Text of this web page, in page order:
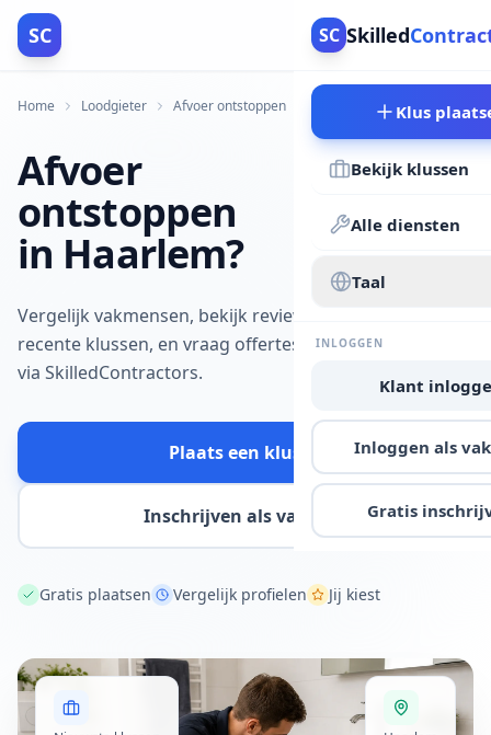
SC SC Skilled
Klus
Bekijk klussen
Alle diensten
Taal
INLOGGEN
Klant
Inloggen als
Gratis
Home Loodgieter Afvoer ontstoppen
Afvoer
ontstoppen
in Haarlem?
Vergelijk vakmensen, bekijk reviews en
recente klussen, en vraag offertes aan
via SkilledContractors.
Plaats een klus
Inschrijven als vakman
Gratis plaatsen Vergelijk profielen Jij kiest